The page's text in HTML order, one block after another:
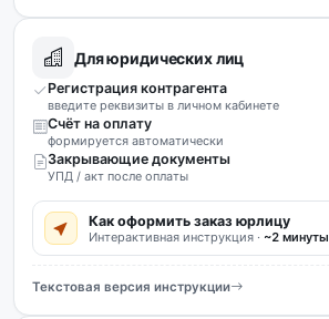
Для юридических лиц
Регистрация контрагента
введите реквизиты в личном кабинете
Счёт на оплату
формируется автоматически
Закрывающие документы
УПД / акт после оплаты
Как оформить заказ юрлицу
Интерактивная инструкция · ~2 минуты
Текстовая версия инструкции